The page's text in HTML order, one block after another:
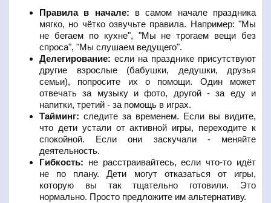
Правила в начале: в самом начале праздника
мягко, но чётко озвучьте правила. Например: "Мы
не бегаем по кухне", "Мы не трогаем вещи без
спроса", "Мы слушаем ведущего".
Делегирование: если на празднике присутствуют
другие взрослые (бабушки, дедушки, друзья
семьи), попросите их о помощи. Один может
отвечать за музыку и фото, другой - за еду и
напитки, третий - за помощь в играх.
Тайминг: следите за временем. Если вы видите,
что дети устали от активной игры, переходите к
спокойной. Если они заскучали - меняйте
деятельность.
Гибкость: не расстраивайтесь, если что-то идёт
не по плану. Дети могут отказаться от игры,
которую вы так тщательно готовили. Это
нормально. Просто предложите им альтернативу.